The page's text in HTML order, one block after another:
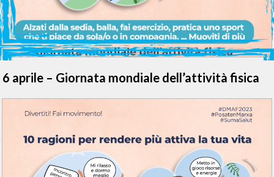
6 aprile – Giornata mondiale dell’attività fisica